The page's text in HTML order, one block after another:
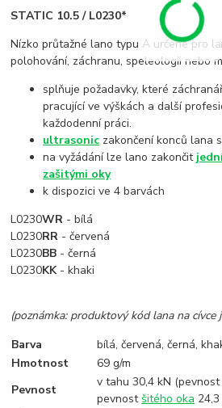
STATIC 10.5 / L0230*
Nízko průtažné lano typu A určené pro
polohování, záchranu, speleologii nebo
splňuje požadavky, které
pracující ve výškách a další
každodenní práci.
ultrasonic zakončení konců lana
na vyžádání lze lano zakončit
zašitými oky
k dispozici ve 4 barvách
L0230WR - bílá
L0230RR - červená
L0230BB - černá
L0230KK- khaki
(poznámka: produktový kód lana na cívce
Barva
bílá, červená, černá,
Hmotnost
69 g/m
Pevnost
v tahu 30,4 kN
pevnostšitého oka